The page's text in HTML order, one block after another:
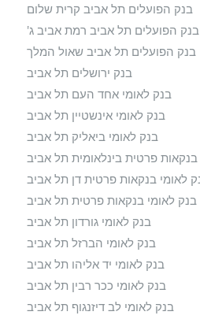
בנק הפועלים תל אביב קרית שלום
בנק הפועלים תל אביב רמת אביב ג'
בנק הפועלים תל אביב שאול המלך
בנק ירושלים תל אביב
בנק לאומי אחד העם תל אביב
בנק לאומי אינשטיין תל אביב
בנק לאומי ביאליק תל אביב
בנקאות פרטית בינלאומית תל אביב
לאומי בנקאות פרטית דן תל אביב
בנק לאומי בנקאות פרטית תל אביב
בנק לאומי גורדון תל אביב
בנק לאומי הברזל תל אביב
בנק לאומי יד אליהו תל אביב
בנק לאומי ככר רבין תל אביב
בנק לאומי לב דיזנגוף תל אביב